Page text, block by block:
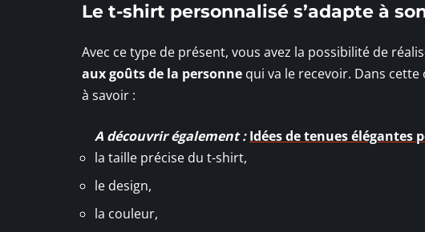
Le t-shirt personnalisé s’adapte à
Avec ce type de présent, vous avez la possibilité de
aux goûts de la personne qui va le recevoir. Dans
à savoir :
A découvrir également : Idées de tenues élégantes
la taille précise du t-shirt,
le design,
la couleur,